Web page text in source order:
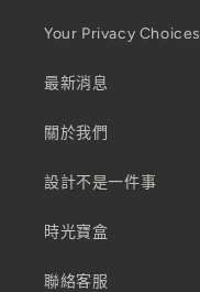
Your Privacy Choices
最新消息
關於我們
設計不是一件事
時光寶盒
聯絡客服